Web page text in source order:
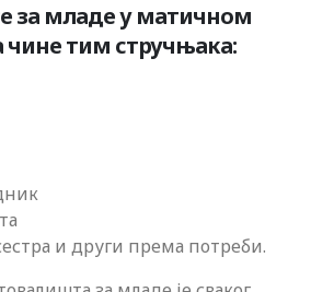
за младе у матичном
тим стручњака:
и други према потреби.